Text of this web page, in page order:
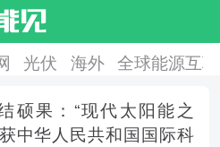
光伏 海外 全球能源互
硕果：“现代太阳能之
中华人民共和国国际科